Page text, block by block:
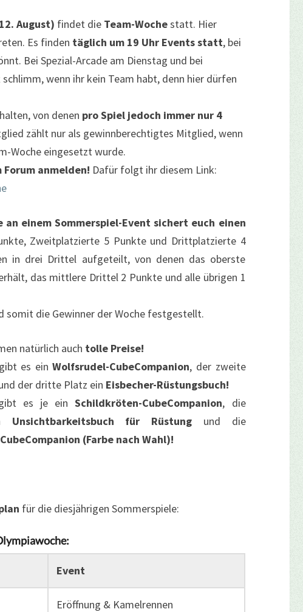
August) findet die Team-Wochestatt. Hier
Es finden täglich um 19 Uhr Events statt, bei
Bei Spezial-Arcade am Dienstag und bei
wenn ihr kein Team habt, denn hier dürfen
von denen pro Spiel jedoch immer nur 4
zählt nur als gewinnberechtigtes Mitglied, wenn
Woche eingesetzt wurde.
Forum anmelden! Dafür folgt ihr diesem Link:
an einem Sommerspiel-Event sichert euch einen
Zweitplatzierte 5 Punkte und Drittplatzierte 4
in drei Drittel aufgeteilt, von denen das oberste
das mittlere Drittel 2 Punkte und alle übrigen 1
somit die Gewinner der Woche festgestellt.
natürlich auch tolle Preise!
es ein Wolfsrudel-CubeCompanion, der zweite
der dritte Platz ein Eisbecher-Rüstungsbuch!
gibt es je einSchildkröten-CubeCompanion, die
Unsichtbarkeitsbuch für Rüstung und die
(Farbe nach Wahl)!
für die diesjährigen Sommerspiele:
Event
Eröffnung & Kamelrennen